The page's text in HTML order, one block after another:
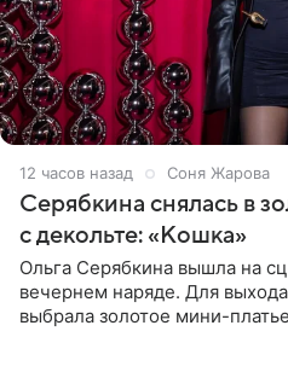
12 часов назад Соня Жарова
Серябкина снялась в
с декольте: «Кошка»
Ольга Серябкина вышла на
вечернем наряде. Для
выбрала золотое мини-